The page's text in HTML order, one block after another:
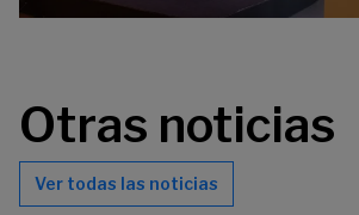
Otras noticias
Ver todas las noticias